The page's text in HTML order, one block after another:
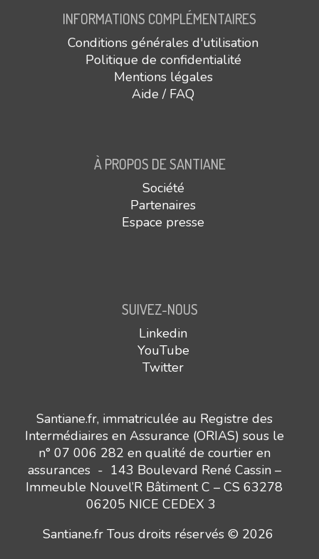
INFORMATIONS COMPLÉMENTAIRES
Conditions générales d'utilisation
Politique de confidentialité
Mentions légales
Aide / FAQ
À PROPOS DE SANTIANE
Société
Partenaires
Espace presse
SUIVEZ-NOUS
Linkedin
YouTube
Twitter
Santiane.fr, immatriculée au Registre des
Intermédiaires en Assurance (ORIAS) sous le
n° 07 006 282 en qualité de courtier en
assurances - 143 Boulevard René Cassin –
Immeuble Nouvel’R Bâtiment C – CS 63278
06205 NICE CEDEX 3
Santiane.fr Tous droits réservés © 2026